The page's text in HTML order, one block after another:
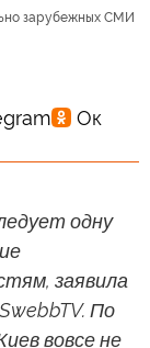
зарубежных СМИ
одну
заявила
По
вовсе не